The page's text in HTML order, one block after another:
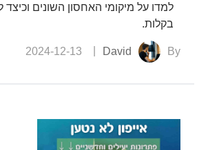
למדו על מיקומי האחסון השונים
בקלות.
By
David
2024-12-13